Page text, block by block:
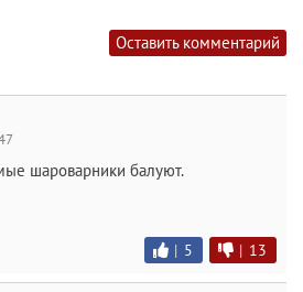
Оставить комментарий
шароварники балуют.
| 5 | 13